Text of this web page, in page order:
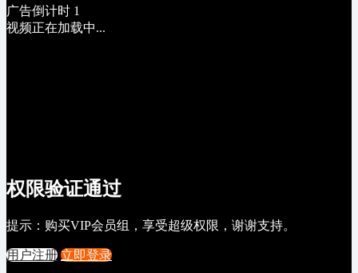
广告倒计时 1
视频正在加载中...
权限验证通过
提示：购买VIP会员组，享受超级权限，谢谢支持。
用户注册 立即登录